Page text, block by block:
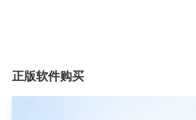
正版软件购买